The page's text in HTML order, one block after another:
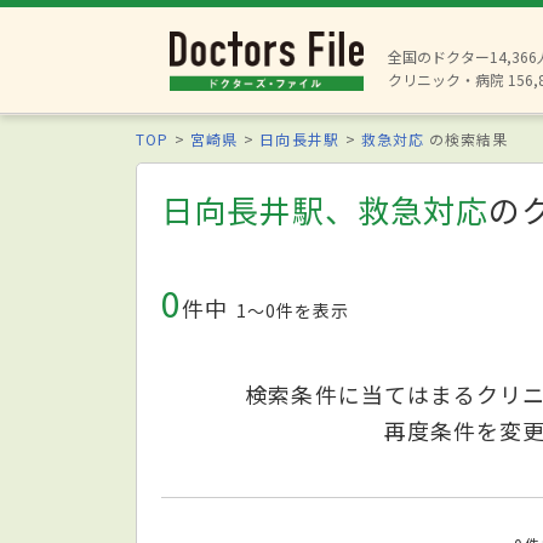
全国のドクター14,366
クリニック・病院
TOP 宮崎県 日向長井駅 救急対応 の検索結果
日向長井駅、救急対応の
0件中 1〜0件を表示
検索条件に当てはまるクリ
再度条件を変